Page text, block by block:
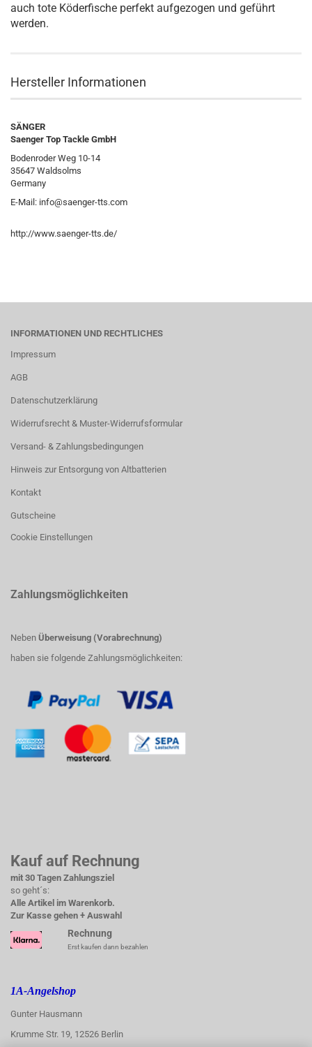
auch tote Köderfische perfekt aufgezogen und geführt
werden.
Hersteller Informationen
SÄNGER
Saenger Top Tackle GmbH
Bodenroder Weg 10-14
35647 Waldsolms
Germany
E-Mail: info@saenger-tts.com
http://www.saenger-tts.de/
INFORMATIONEN UND RECHTLICHES
Impressum
AGB
Datenschutzerklärung
Widerrufsrecht & Muster-Widerrufsformular
Versand- & Zahlungsbedingungen
Hinweis zur Entsorgung von Altbatterien
Kontakt
Gutscheine
Cookie Einstellungen
Zahlungsmöglichkeiten
Neben Überweisung (Vorabrechnung)
haben sie folgende Zahlungsmöglichkeiten:
Kauf auf Rechnung
mit 30 Tagen Zahlungsziel
so geht´s:
Alle Artikel im Warenkorb.
Zur Kasse gehen + Auswahl
Rechnung
Erst kaufen dann bezahlen
1A-Angelshop
Gunter Hausmann
Krumme Str. 19, 12526 Berlin